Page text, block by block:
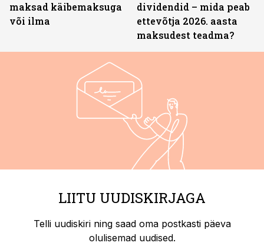
maksad käibemaksuga
või ilma
dividendid – mida peab
ettevõtja 2026. aasta
maksudest teadma?
LIITU UUDISKIRJAGA
Telli uudiskiri ning saad oma postkasti päeva
olulisemad uudised.